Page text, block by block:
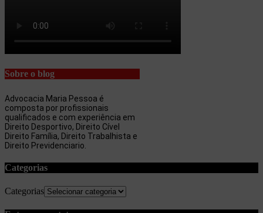
Sobre o blog
Advocacia Maria Pessoa é
composta por profissionais
qualificados e com experiência em
Direito Desportivo, Direito Cível
Direito Família, Direito Trabalhista e
Direito Previdenciario.
Categorias
Categorias